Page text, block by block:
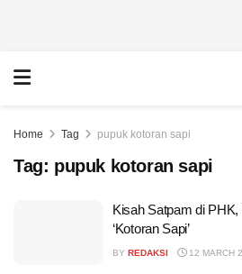
Home Tag pupuk kotoran sapi
Tag: pupuk kotoran sapi
Kisah Satpam di
‘Kotoran Sapi’
BY REDAKSI 12 MARCH